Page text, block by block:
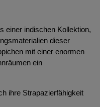
einer indischen Kollektion,
dieser
mit einer enormen
ein
ihre Strapazierfähigkeit